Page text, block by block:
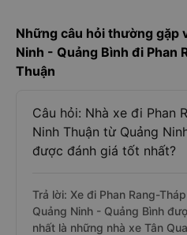
Những câu hỏi thường gặp
Ninh - Quảng Bình đi Phan
Thuận
Câu hỏi: Nhà xe đi Phan
Ninh Thuận từ Quảng
được đánh giá tốt nhất?
Trả lời: Xe đi Phan Rang-
Quảng Ninh - Quảng Bình
nhất là những nhà xe Tân